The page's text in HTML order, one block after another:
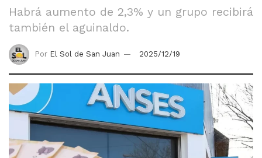
Habrá aumento de 2,3% y un grupo recibirá
también el aguinaldo.
Por El Sol de San Juan 2025/12/19